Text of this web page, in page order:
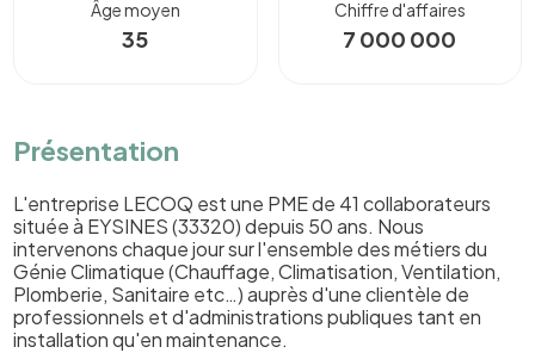
Âge moyen
35
Chiffre d'affaires
7 000 000
Présentation
L'entreprise LECOQ est une PME de 41 collaborateurs
située à EYSINES (33320) depuis 50 ans. Nous
intervenons chaque jour sur l'ensemble des métiers du
Génie Climatique (Chauffage, Climatisation, Ventilation,
Plomberie, Sanitaire etc…) auprès d'une clientèle de
professionnels et d'administrations publiques tant en
installation qu'en maintenance.